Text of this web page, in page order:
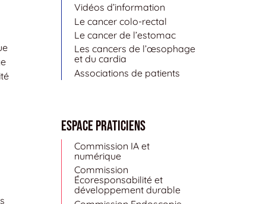
Vidéos d’information
Le cancer colo-rectal
Le cancer de l’estomac
Les cancers de l’œsophage
et du cardia
Associations de patients
Espace Praticiens
Commission IA et
numérique
Commission
Écoresponsabilité et
développement durable